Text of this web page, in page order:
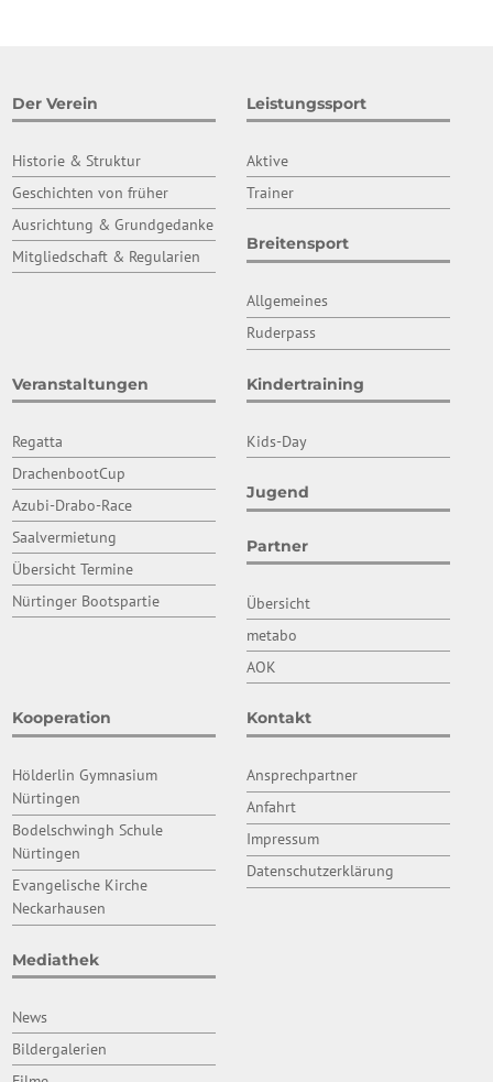
Der Verein
Historie & Struktur
Geschichten von früher
Ausrichtung & Grundgedanke
Mitgliedschaft & Regularien
Leistungssport
Aktive
Trainer
Breitensport
Allgemeines
Ruderpass
Veranstaltungen
Regatta
DrachenbootCup
Azubi-Drabo-Race
Saalvermietung
Übersicht Termine
Nürtinger Bootspartie
Kindertraining
Kids-Day
Jugend
Partner
Übersicht
metabo
AOK
Kooperation
Hölderlin Gymnasium
Nürtingen
Bodelschwingh Schule
Nürtingen
Evangelische Kirche
Neckarhausen
Mediathek
News
Bildergalerien
Kontakt
Ansprechpartner
Anfahrt
Impressum
Datenschutzerklärung